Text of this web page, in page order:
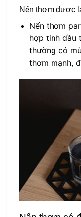
Nến thơm được
Nến thơm
hợp tinh dầu
thường có
thơm mạnh,